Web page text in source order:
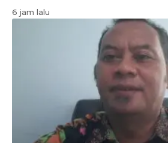
6 jam lalu